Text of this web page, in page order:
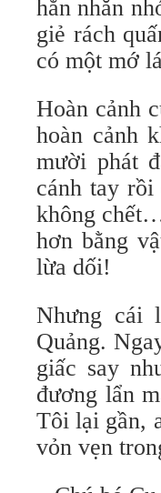
hắn nhăn
giẻ rách
có một mớ
Hoàn cảnh
hoàn cảnh
mười phát
cánh tay rồi
không
hơn bằng
lừa dối!
Nhưng cái
Quảng.
giấc say
đương lẩn
Tôi lại gần,
vỏn vẹn